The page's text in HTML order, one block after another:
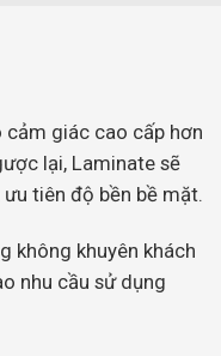
cảm giác cao cấp hơn
lại, Laminate sẽ
tiên độ bền bề mặt.
không khuyên khách
nhu cầu sử dụng